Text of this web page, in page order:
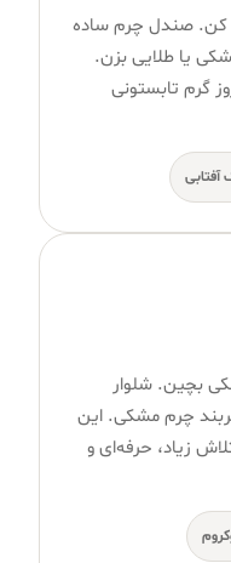
کن. صندل چرم ساده
یا طلایی بزن.
گرم تابستونی
آفتابی
بچین. شلوار
چرم مشکی. این
زیاد، حرفه‌ای و